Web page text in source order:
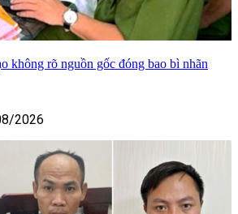
không rõ nguồn gốc đóng bao bì nhãn
2026